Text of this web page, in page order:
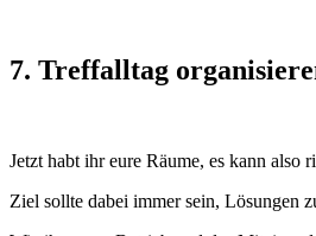
7. Treffalltag
Jetzt habt ihr eure Räume, es kann
Ziel sollte dabei immer sein, Lösungen